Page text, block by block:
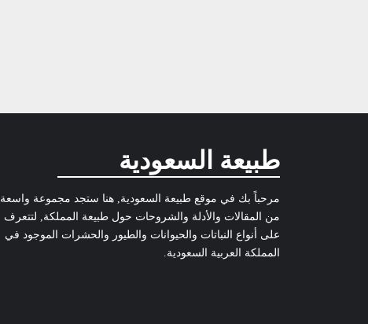
طبيعة السعودية
مرحباً بك في موقع طبيعة السعودية, هنا ستجد مجموعة واسعة
من المقالات والأدلة والشروحات حول طبيعة المملكة, لتتعرف
على أنواع النباتات والحيوانات والطيور والحشرات الموجود في
المملكة العربية السعودية.